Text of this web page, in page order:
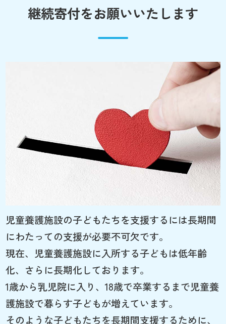
継続寄付をお願いいたします
児童養護施設の子どもたちを支援するには長期間
にわたっての支援が必要不可欠です。
現在、児童養護施設に入所する子どもは低年齢
化、さらに長期化しております。
1歳から乳児院に入り、18歳で卒業するまで児童養
護施設で暮らす子どもが増えています。
そのような子どもたちを長期間支援するために、